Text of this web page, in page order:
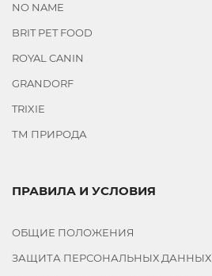
NO NAME
BRIT PET FOOD
ROYAL CANIN
GRANDORF
TRIXIE
ТМ ПРИРОДА
ПРАВИЛА И УСЛОВИЯ
ОБЩИЕ ПОЛОЖЕНИЯ
ЗАЩИТА ПЕРСОНАЛЬНЫХ ДАННЫХ